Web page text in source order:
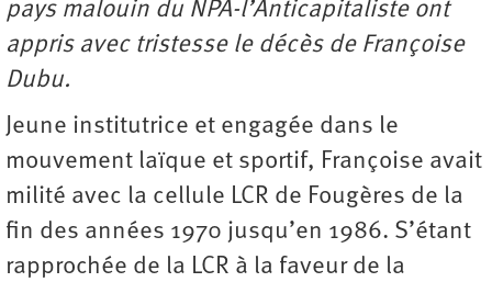
pays malouin du NPA-l’Anticapitaliste ont
appris avec tristesse le décès de Françoise
Dubu.
Jeune institutrice et engagée dans le
mouvement laïque et sportif, Françoise avait
milité avec la cellule LCR de Fougères de la
fin des années 1970 jusqu’en 1986. S’étant
rapprochée de la LCR à la faveur de la